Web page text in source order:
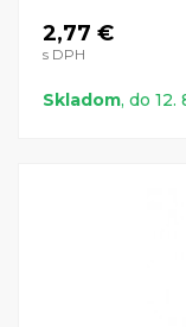
2,77 €
s DPH
Skladom, do 12.